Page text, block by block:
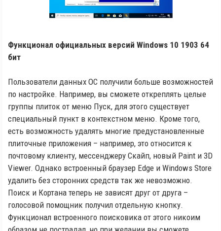
Функционал официальных версий Windows 10 1903 64
бит
Пользователи данных ОС получили больше возможностей
по настройке. Например, вы сможете откреплять целые
группы плиток от меню Пуск, для этого существует
специальный пункт в контекстном меню. Кроме того,
есть возможность удалять многие предустановленные
плиточные приложения – например, это относится к
почтовому клиенту, мессенджеру Скайп, новый Paint и 3D
Viewer. Однако встроенный браузер Edge и Windows Store
удалить без сторонних средств так же невозможно.
Поиск и Кортана теперь не зависят друг от друга –
голосовой помощник получил отдельную кнопку.
Функционал встроенного поисковика от этого никоим